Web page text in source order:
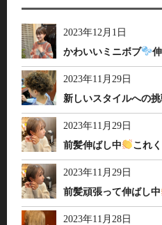
2023年12月1日
かわいいミニボブ
2023年11月29日
新しいスタイルへの
2023年11月29日
前髪伸ばし中
これ
2023年11月29日
前髪頑張って伸ばし中
2023年11月28日